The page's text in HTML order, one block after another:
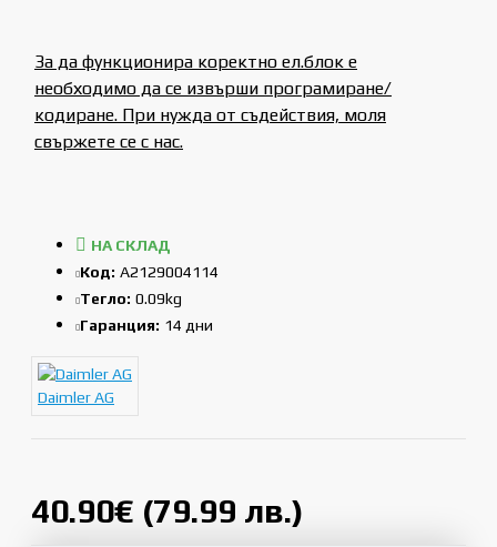
За да функционира коректно ел.блок е
необходимо да се извърши програмиране/
кодиране. При нужда от съдействия, моля
свържете се с нас.
40.90€ (79.99 лв.)
НА СКЛАД
Код: A2129004114
Тегло: 0.09kg
Гаранция: 14 дни
Daimler AG